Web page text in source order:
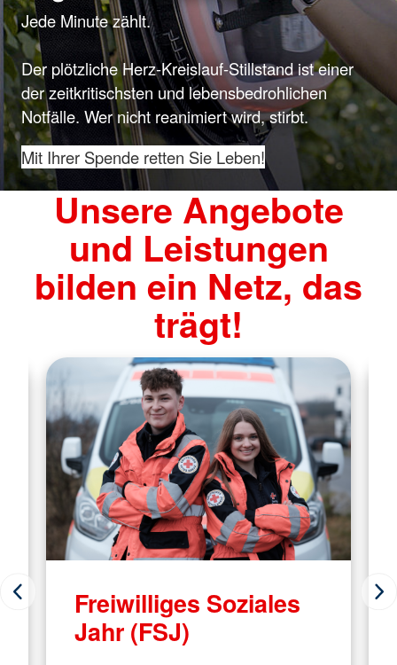
Jede Minute zählt.
Der plötzliche Herz-Kreislauf-Stillstand ist einer
der zeitkritischsten und lebensbedrohlichen
Notfälle. Wer nicht reanimiert wird, stirbt.
Mit Ihrer Spende retten Sie Leben!
Unsere Angebote
und Leistungen
bilden ein Netz, das
trägt!
Freiwilliges Soziales
Jahr (FSJ)